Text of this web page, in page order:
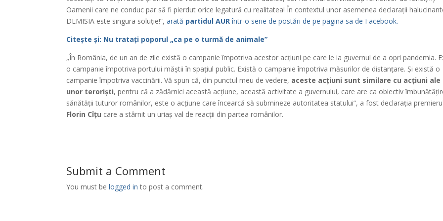
Oamenii care ne conduc par să fi pierdut orice legatură cu realitatea! În contextul unor asemenea declarații
DEMISIA este singura soluție!”,arată partidul AURîntr-o serie de postări de pe pagina sa de Facebook.
Citește și: Nu tratați poporul „ca pe o turmă de animale”
„În România, de un an de zile există o campanie împotriva acestor acțiuni pe care le ia guvernul de a opri pandemia.
o campanie împotriva portului măștii în spațiul public. Există o campanie împotriva măsurilor de distanțare. Și există o
campanie împotriva vaccinării. Vă spun că, din punctul meu de vedere, aceste acțiuni sunt similare cu acțiuni ale
unor teroriști, pentru că a zădărnici această acțiune, această activitate a guvernului, care are ca obiectiv
sănătății tuturor românilor, este o acțiune care încearcă să submineze autoritatea statului”, a fost declarația
Florin Cîțu care a stârnit un uriaș val de reacții din partea românilor.
Submit a Comment
You must belogged in to post a comment.